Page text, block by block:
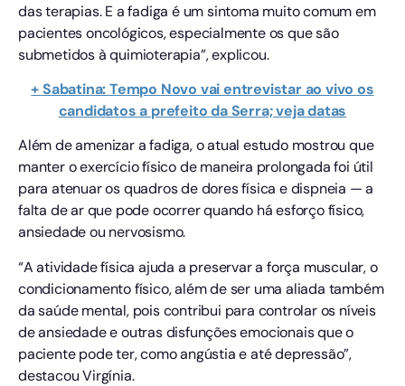
das terapias. E a fadiga é um sintoma muito comum em
pacientes oncológicos, especialmente os que são
submetidos à quimioterapia”, explicou.
+ Sabatina: Tempo Novo vai entrevistar ao vivo os
candidatos a prefeito da Serra; veja datas
Além de amenizar a fadiga, o atual estudo mostrou que
manter o exercício físico de maneira prolongada foi útil
para atenuar os quadros de dores física e dispneia — a
falta de ar que pode ocorrer quando há esforço físico,
ansiedade ou nervosismo.
“A atividade física ajuda a preservar a força muscular, o
condicionamento físico, além de ser uma aliada também
da saúde mental, pois contribui para controlar os níveis
de ansiedade e outras disfunções emocionais que o
paciente pode ter, como angústia e até depressão”,
destacou Virgínia.